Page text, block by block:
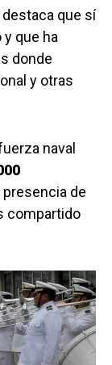
destaca que sí
que ha
donde
y otras
naval
presencia de
compartido